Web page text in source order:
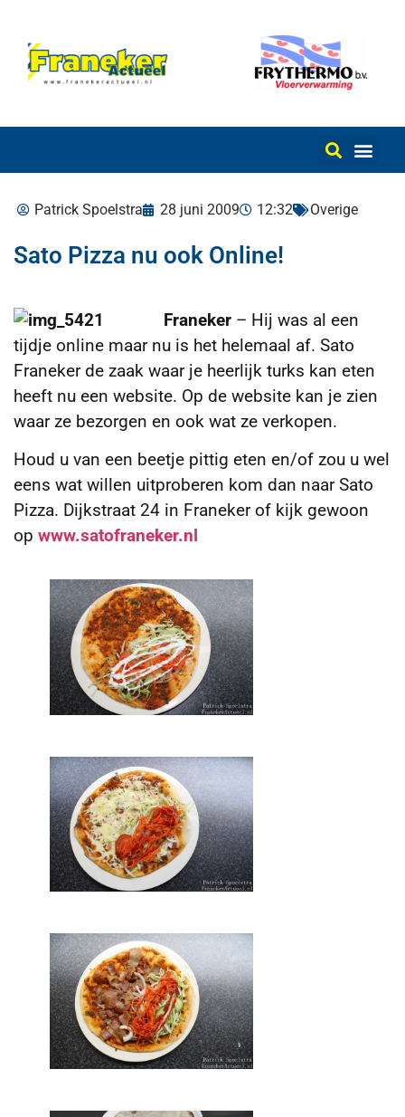
Patrick Spoelstra 28 juni 2009 12:32 Overige
Sato Pizza nu ook Online!
Franeker – Hij was al een
tijdje online maar nu is het helemaal af. Sato
Franeker de zaak waar je heerlijk turks kan eten
heeft nu een website. Op de website kan je zien
waar ze bezorgen en ook wat ze verkopen.
Houd u van een beetje pittig eten en/of zou u wel
eens wat willen uitproberen kom dan naar Sato
Pizza. Dijkstraat 24 in Franeker of kijk gewoon
op www.satofraneker.nl